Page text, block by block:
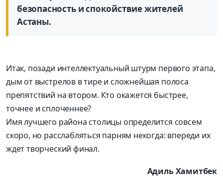
безопасность и спокойствие жителей
Астаны.
Итак, позади интеллектуальный штурм первого этапа,
дым от выстрелов в тире и сложнейшая полоса
препятствий на втором. Кто окажется быстрее,
точнее и сплоченнее?
Имя лучшего района столицы определится совсем
скоро, но расслабляться парням некогда: впереди их
ждет творческий финал.
Адиль Хамитбек